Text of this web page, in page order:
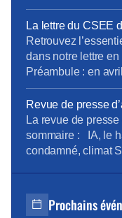
ambitieux dans la
sentent oubliés.
de la CFE-CGC
vendredi pour
travaillent à
La lettre du CSEE
Retrouvez
dans notre lettre
Préambule : en
fil. La tension en
médecins alertent
du travail) A Caen,
: où sont les […]
Revue de presse
La revue de
sommaire : IA, le
condamné, climat
s’abonner Vous
publication en
Prochains